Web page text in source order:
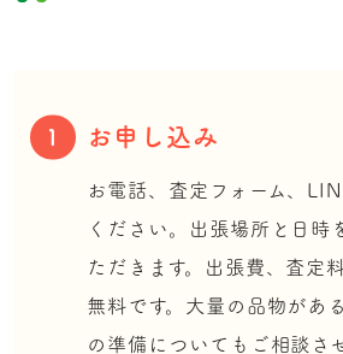
1 お申し込み
お電話、査定フォーム、
ください。出張場所と日時
ただきます。出張費、査定
無料です。大量の品物があ
の準備についてもご相談さ